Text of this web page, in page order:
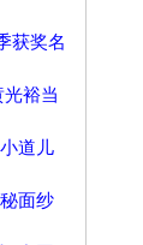
获奖名
裕当
道儿
面纱